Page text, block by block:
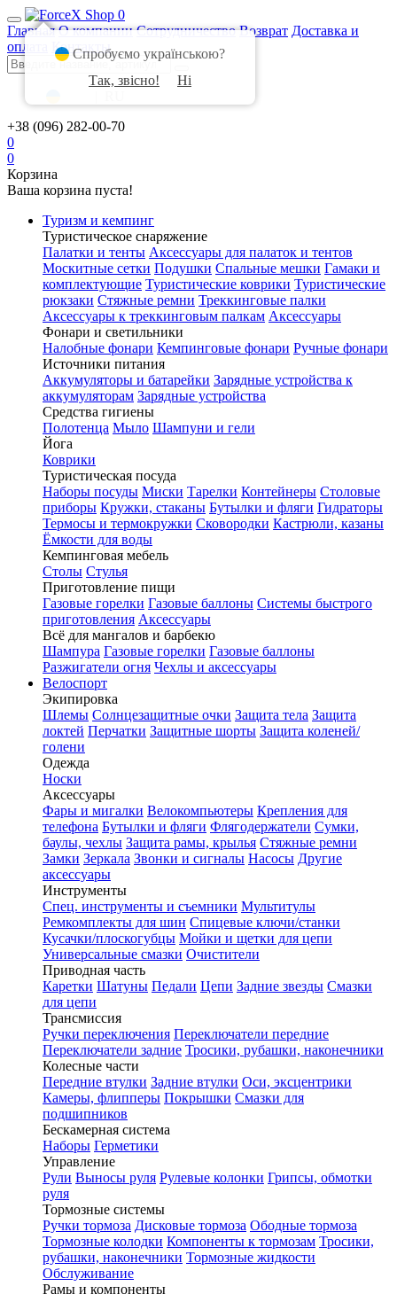
0
Главная О компании Сотрудничество Возврат Доставка и
оплата
Контакты
+38 (096) 282-00-70
0
0
Корзина
Ваша корзина пуста!
Туризм и кемпинг
Туристическое снаряжение
Палатки и тенты Аксессуары для палаток и тентов
Москитные сетки Подушки Спальные мешки Гамаки и
комплектующие Туристические коврики Туристические
рюкзаки Стяжные ремни Треккинговые палки
Аксессуары к треккинговым палкам Аксессуары
Фонари и светильники
Налобные фонари Кемпинговые фонари Ручные фонари
Источники питания
Аккумуляторы и батарейки Зарядные устройства к
аккумуляторам Зарядные устройства
Средства гигиены
Полотенца Мыло Шампуни и гели
Йога
Коврики
Туристическая посуда
Наборы посуды Миски Тарелки Контейнеры Столовые
приборы Кружки, стаканы Бутылки и фляги Гидраторы
Термосы и термокружки Сковородки Кастрюли, казаны
Ёмкости для воды
Кемпинговая мебель
Столы Стулья
Приготовление пищи
Газовые горелки Газовые баллоны Системы быстрого
приготовления Аксессуары
Всё для мангалов и барбекю
Шампура Газовые горелки Газовые баллоны
Разжигатели огня Чехлы и аксессуары
Велоспорт
Экипировка
Шлемы Солнцезащитные очки Защита тела Защита
локтей Перчатки Защитные шорты Защита коленей/
голени
Одежда
Носки
Аксессуары
Фары и мигалки Велокомпьютеры Крепления для
телефона Бутылки и фляги Флягодержатели Сумки,
баулы, чехлы Защита рамы, крылья Стяжные ремни
Замки Зеркала Звонки и сигналы Насосы Другие
аксессуары
Инструменты
Спец. инструменты и съемники Мультитулы
Ремкомплекты для шин Спицевые ключи/станки
Кусачки/плоскогубцы Мойки и щетки для цепи
Универсальные смазки Очистители
Приводная часть
Каретки Шатуны Педали Цепи Задние звезды Смазки
для цепи
Трансмиссия
Ручки переключения Переключатели передние
Переключатели задние Тросики, рубашки, наконечники
Колесные части
Передние втулки Задние втулки Оси, эксцентрики
Камеры, флипперы Покрышки Смазки для
подшипников
Бескамерная система
Наборы Герметики
Управление
Рули Выносы руля Рулевые колонки Грипсы, обмотки
руля
Тормозные системы
Ручки тормоза Дисковые тормоза Ободные тормоза
Тормозные колодки Компоненты к тормозам Тросики,
рубашки, наконечники Тормозные жидкости
Обслуживание
Рамы и компоненты
Спробуємо українською?
Так, звісно!
Ні